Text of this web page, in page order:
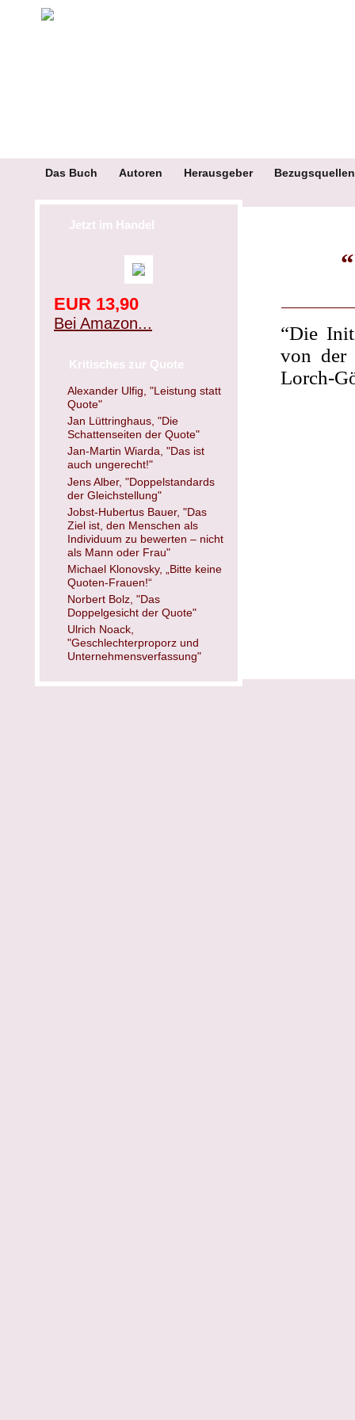
Das Buch Autoren Herausgeber Bezugsquellen
Jetzt im Handel
EUR 13,90
Bei Amazon...
Kritisches zur Quote
Alexander Ulfig, "Leistung statt
Quote"
Jan Lüttringhaus, "Die
Schattenseiten der Quote"
Jan-Martin Wiarda, "Das ist
auch ungerecht!"
Jens Alber, "Doppelstandards
der Gleichstellung"
Jobst-Hubertus Bauer, "Das
Ziel ist, den Menschen als
Individuum zu bewerten – nicht
als Mann oder Frau"
Michael Klonovsky, „Bitte keine
Quoten-Frauen!“
Norbert Bolz, "Das
Doppelgesicht der Quote"
Ulrich Noack,
"Geschlechterproporz und
Unternehmensverfassung"
“Die
von der
Lorch-